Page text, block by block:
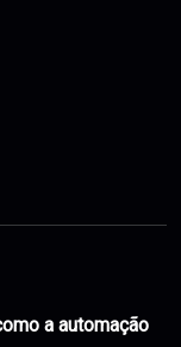
a automação